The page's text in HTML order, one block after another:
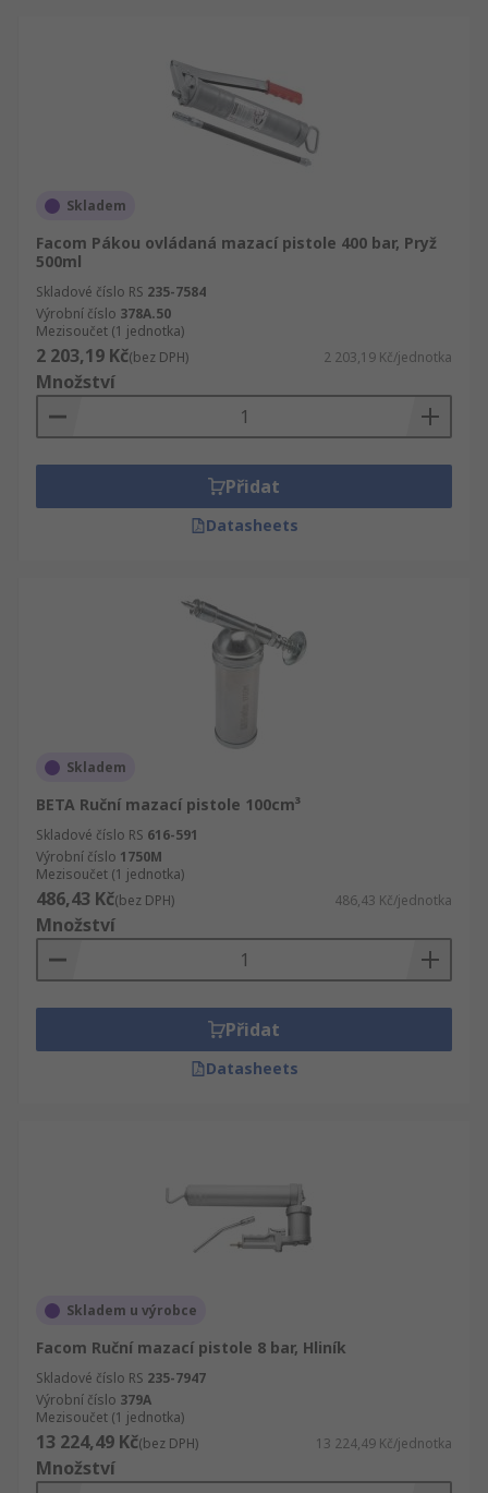
Skladem
Facom Pákou ovládaná mazací pistole 400 bar, Pryž
500ml
Skladové číslo RS 235-7584
Výrobní číslo 378A.50
Mezisoučet (1 jednotka)
2 203,19 Kč(bez DPH) 2 203,19 Kč/jednotka
Množství
Přidat
Datasheets
Skladem
BETA Ruční mazací pistole 100cm³
Skladové číslo RS 616-591
Výrobní číslo 1750M
Mezisoučet (1 jednotka)
486,43 Kč(bez DPH) 486,43 Kč/jednotka
Množství
Přidat
Datasheets
Skladem u výrobce
Facom Ruční mazací pistole 8 bar, Hliník
Skladové číslo RS 235-7947
Výrobní číslo 379A
Mezisoučet (1 jednotka)
13 224,49 Kč(bez DPH) 13 224,49 Kč/jednotka
Množství